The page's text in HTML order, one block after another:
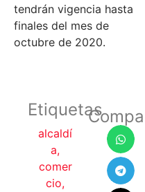
tendrán vigencia hasta
finales del mes de
octubre de 2020.
Etiquetas
alcaldí
a,
comer
cio,